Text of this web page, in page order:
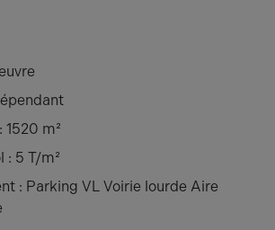
1520 m²
: 5 T/m²
: Parking VL Voirie lourde Aire